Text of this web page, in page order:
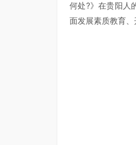
何处?》在贵阳人
面发展素质教育、